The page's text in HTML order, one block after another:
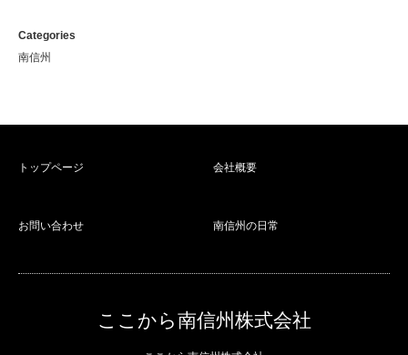
Categories
南信州
トップページ 会社概要
お問い合わせ 南信州の日常
ここから南信州株式会社